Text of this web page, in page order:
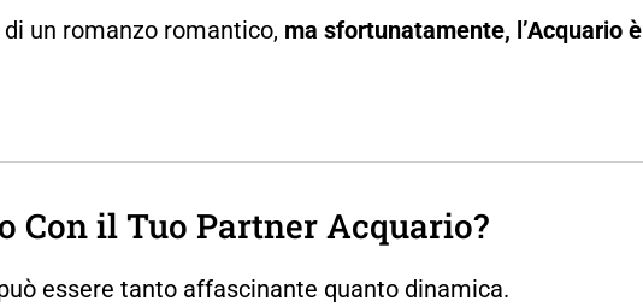
un romanzo romantico, ma sfortunatamente, l’Acquario è
Con il Tuo Partner Acquario?
essere tanto affascinante quanto dinamica.